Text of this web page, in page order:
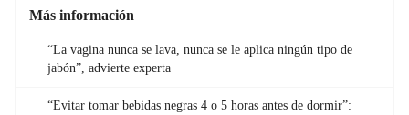
Más información
“La vagina nunca se lava, nunca se le aplica ningún tipo de
jabón”, advierte experta
“Evitar tomar bebidas negras 4 o 5 horas antes de dormir”: